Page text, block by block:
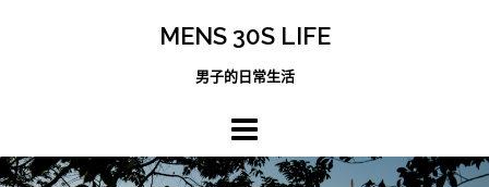
MENS 30S LIFE
男子的日常生活